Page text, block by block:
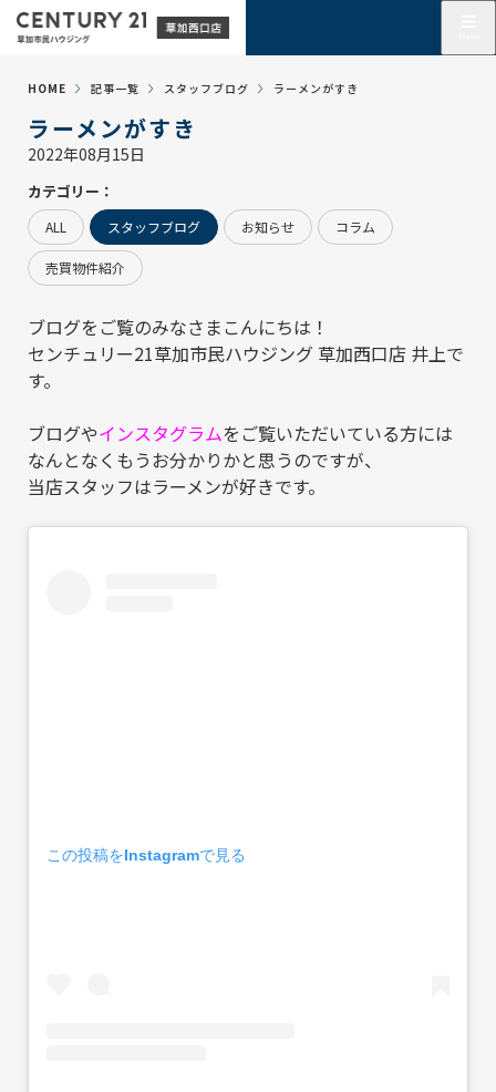
HOME 記事一覧 スタッフブログ ラーメンがすき
ラーメンがすき
2022年08月15日
カテゴリー：
ALL スタッフブログ お知らせ コラム
売買物件紹介
ブログをご覧のみなさまこんにちは！
センチュリー21草加市民ハウジング 草加西口店 井上で
す。
ブログやインスタグラムをご覧いただいている方には
なんとなくもうお分かりかと思うのですが、
当店スタッフはラーメンが好きです。
この投稿をInstagramで見る